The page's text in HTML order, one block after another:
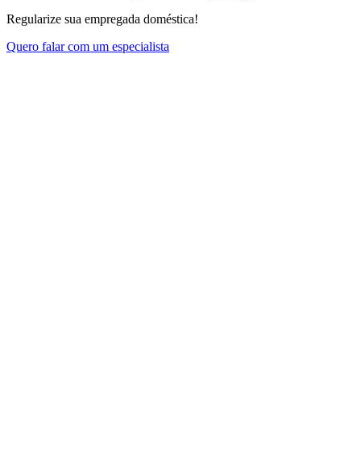
Regularize sua empregada doméstica!
Quero falar com um especialista